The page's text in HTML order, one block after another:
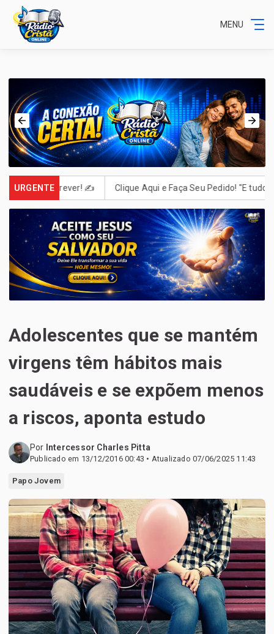
MENU
URGENTE
Escrever! ✍️ Clique Aqui e Faça Seu Pedido! "E tudo o que
Adolescentes que se mantém
virgens têm hábitos mais
saudáveis e se expõem menos
a riscos, aponta estudo
Por Intercessor Charles Pitta
Publicado em 13/12/2016 00:43 • Atualizado 07/06/2025 11:43
Papo Jovem